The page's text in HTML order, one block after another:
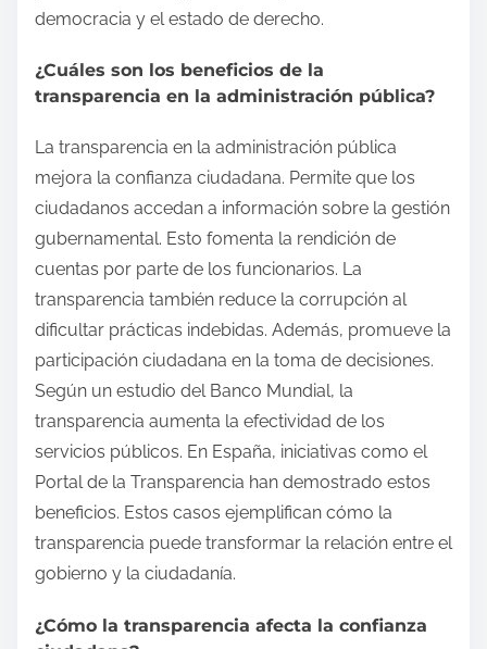
democracia y el estado de derecho.
¿Cuáles son los beneficios de la
transparencia en la administración pública?
La transparencia en la administración pública
mejora la confianza ciudadana. Permite que los
ciudadanos accedan a información sobre la gestión
gubernamental. Esto fomenta la rendición de
cuentas por parte de los funcionarios. La
transparencia también reduce la corrupción al
dificultar prácticas indebidas. Además, promueve la
participación ciudadana en la toma de decisiones.
Según un estudio del Banco Mundial, la
transparencia aumenta la efectividad de los
servicios públicos. En España, iniciativas como el
Portal de la Transparencia han demostrado estos
beneficios. Estos casos ejemplifican cómo la
transparencia puede transformar la relación entre el
gobierno y la ciudadanía.
¿Cómo la transparencia afecta la confianza